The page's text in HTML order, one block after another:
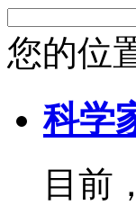
您的位
科学
目前